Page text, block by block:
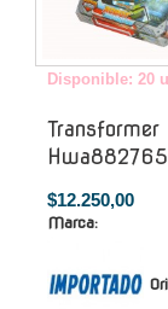
Disponible: 20
Transformer
Hwa882765
$12.250,00
Marca: